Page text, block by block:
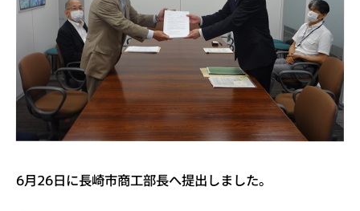
6月26日に長崎市商工部長へ提出しました。